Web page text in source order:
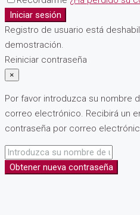
Iniciar sesión
Registro de usuario está
demostración.
Reiniciar contraseña
×
Por favor introduzca su nombre
correo electrónico. Recibirá un
contraseña por correo
Obtener nueva contraseña